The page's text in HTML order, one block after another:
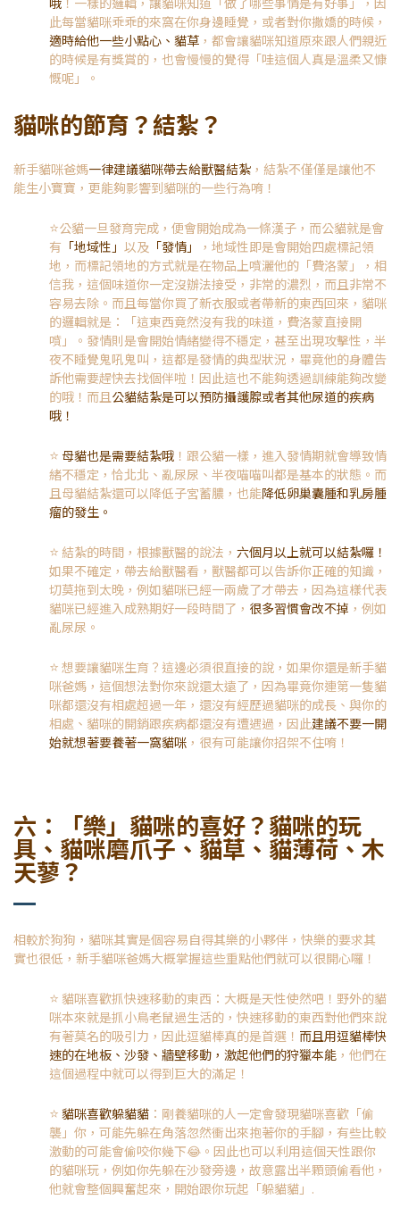
此每當貓咪乖乖的來窩在你身邊睡覺，或者對你撒嬌的時候，
適時給他一些小點心、貓草 ，都會讓貓咪知道原來跟人們親近
的時候是有獎賞的，也會慢慢的覺得「哇這個人真是溫柔又慷
慨呢」。
貓咪的節育？結紮？
新手貓咪爸媽一律建議貓咪帶去給獸醫結紮 ，結紮不僅僅是讓他不
能生小寶寶，更能夠影響到貓咪的一些行為唷！
⭐️公貓一旦發育完成，便會開始成為一條漢子，而公貓就是會
有 「地域性」 以及 「發情」
，地域性即是會開始四處標記領
地，而標記領地的方式就是在物品上噴灑他的「費洛蒙」，相
信我，這個味道你一定沒辦法接受，非常的濃烈，而且非常不
容易去除。而且每當你買了新衣服或者帶新的東西回來，貓咪
的邏輯就是：「這東西竟然沒有我的味道，費洛蒙直接開
噴」。發情則是會開始情緒變得不穩定，甚至出現攻擊性，半
夜不睡覺鬼吼鬼叫，這都是發情的典型狀況，畢竟他的身體告
訴他需要趕快去找個伴啦！因此這也不能夠透過訓練能夠改變
的哦！而且公貓結紮是可以預防攝護腺或者其他尿道的疾病
哦！
⭐️ 母貓也是需要結紮哦 ！跟公貓一樣，進入發情期就會導致情
緒不穩定，恰北北、亂尿尿、半夜喵喵叫都是基本的狀態。而
且母貓結紮還可以降低子宮蓄膿，也能降低卵巢囊腫和乳房腫
瘤的發生。
⭐️ 結紮的時間，根據獸醫的說法， 六個月以上就可以結紮囉！
如果不確定，帶去給獸醫看，獸醫都可以告訴你正確的知識，
切莫拖到太晚，例如貓咪已經一兩歲了才帶去，因為這樣代表
貓咪已經進入成熟期好一段時間了， 很多習慣會改不掉 ，例如
亂尿尿。
⭐️ 想要讓貓咪生育？這邊必須很直接的說，如果你還是新手貓
咪爸媽，這個想法對你來說還太遠了，因為畢竟你連第一隻貓
咪都還沒有相處超過一年，還沒有經歷過貓咪的成長、與你的
相處、貓咪的開銷跟疾病都還沒有遭遇過，因此建議不要一開
始就想著要養著一窩貓咪 ，很有可能讓你招架不住唷！
六：「樂」貓咪的喜好？貓咪的玩
具、貓咪磨爪子、貓草、貓薄荷、木
天蓼？
相較於狗狗，貓咪其實是個容易自得其樂的小夥伴，快樂的要求其
實也很低，新手貓咪爸媽大概掌握這些重點他們就可以很開心囉！
⭐️ 貓咪喜歡抓快速移動的東西：大概是天性使然吧！野外的貓
咪本來就是抓小鳥老鼠過生活的，快速移動的東西對他們來說
有著莫名的吸引力，因此逗貓棒真的是首選！ 而且用逗貓棒快
速的在地板、沙發、牆壁移動，激起他們的狩獵本能 ，他們在
這個過程中就可以得到巨大的滿足！
⭐️ 貓咪喜歡躲貓貓 ：剛養貓咪的人一定會發現貓咪喜歡「偷
襲」你，可能先躲在角落忽然衝出來抱著你的手腳，有些比較
激動的可能會偷咬你幾下😂。因此也可以利用這個天性跟你
的貓咪玩，例如你先躲在沙發旁邊，故意露出半顆頭偷看他，
他就會整個興奮起來，開始跟你玩起「躲貓貓」.